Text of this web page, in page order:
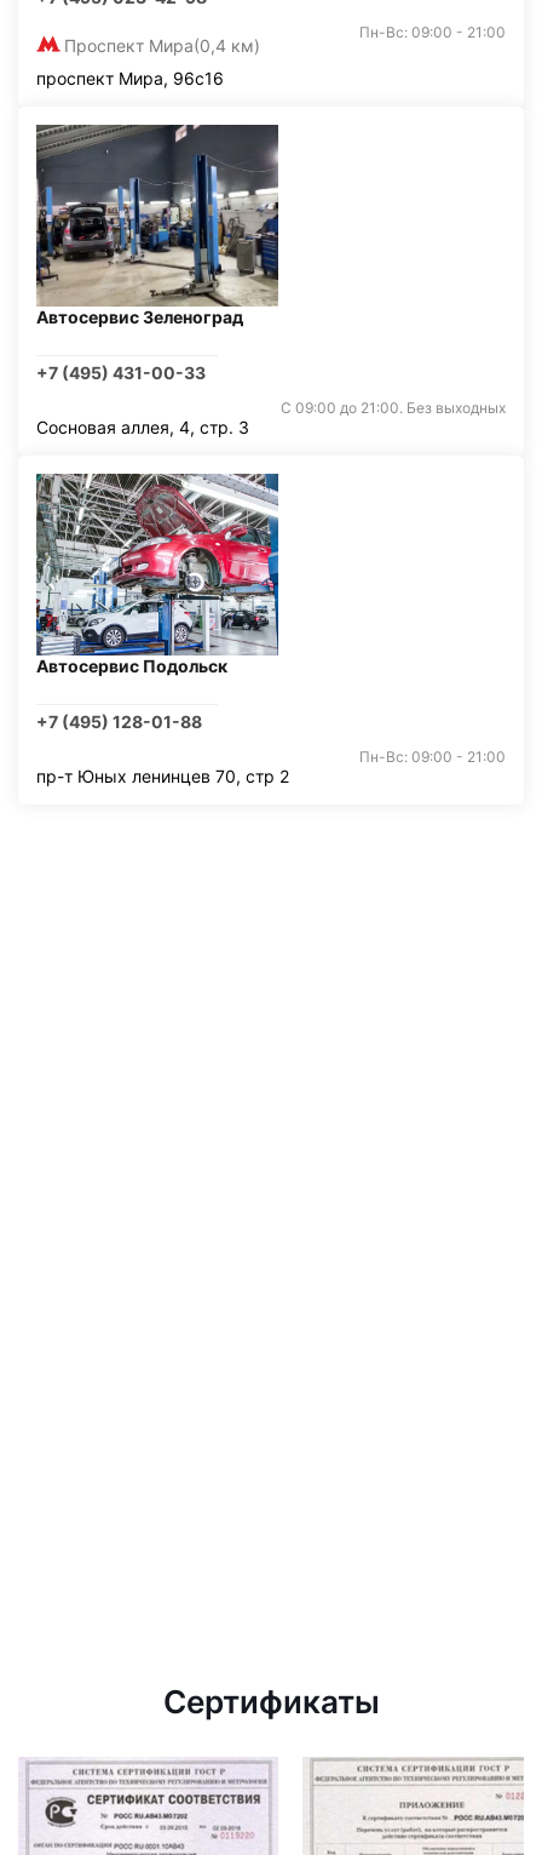
Проспект Мира(0,4 км)
Пн-Вс: 09:00 - 21:00
проспект Мира, 96с16
Автосервис Зеленоград
+7 (495) 431-00-33
С 09:00 до 21:00. Без выходных
Сосновая аллея, 4, стр. 3
Автосервис Подольск
+7 (495) 128-01-88
Пн-Вс: 09:00 - 21:00
пр-т Юных ленинцев 70, стр 2
Сертификаты